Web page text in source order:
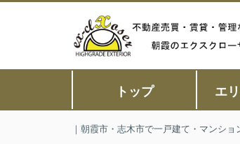
トップ エ
｜朝霞市・志木市で一戸建て・マンシ